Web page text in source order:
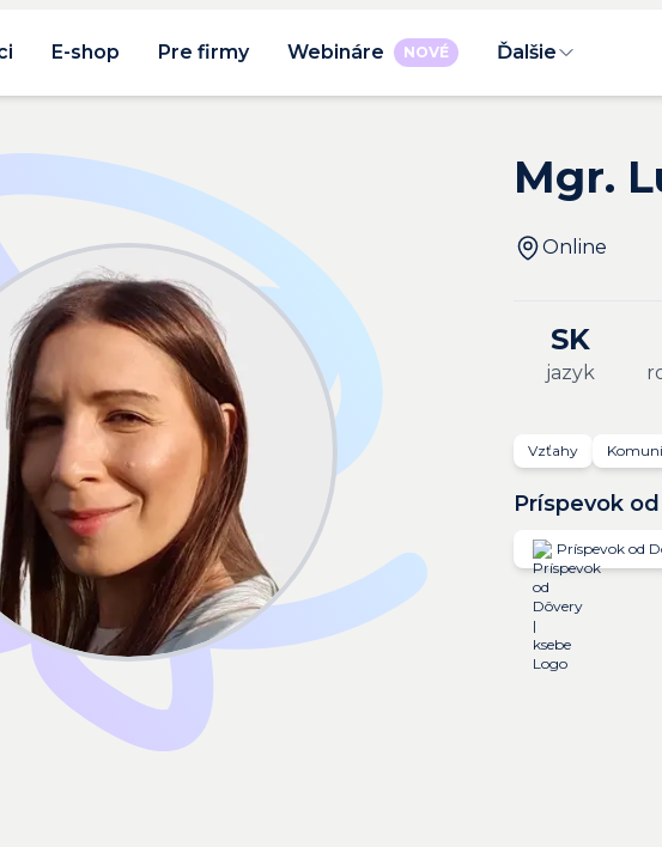
E-shop Pre firmy Webináre NOVÉ Ďalšie
Mgr.
Online
SK
jazyk
Vzťahy
Príspevok
Príspevok od